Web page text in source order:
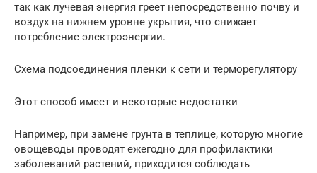
так как лучевая энергия греет непосредственно почву и
воздух на нижнем уровне укрытия, что снижает
потребление электроэнергии.
Схема подсоединения пленки к сети и терморегулятору
Этот способ имеет и некоторые недостатки
Например, при замене грунта в теплице, которую многие
овощеводы проводят ежегодно для профилактики
заболеваний растений, приходится соблюдать